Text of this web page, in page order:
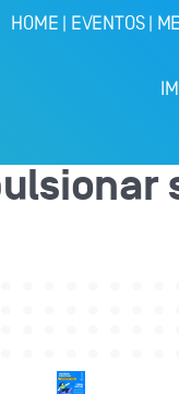
HOME | EVENTOS|